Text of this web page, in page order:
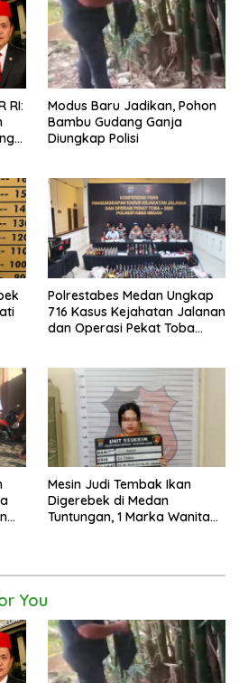
RI:
Modus Baru Jadikan, Pohon
Bambu Gudang Ganja
Diungkap Polisi
Polrestabes Medan Ungkap
716 Kasus Kejahatan Jalanan
dan Operasi Pekat Toba
Mesin Judi Tembak Ikan
Digerebek di Medan
Tuntungan, 1 Marka Wanita
You